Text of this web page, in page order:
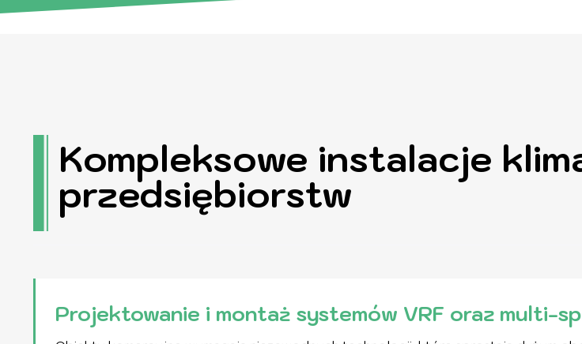
Kompleksowe instalacje
przedsiębiorstw
Projektowanie i montaż systemów VRF oraz multi-